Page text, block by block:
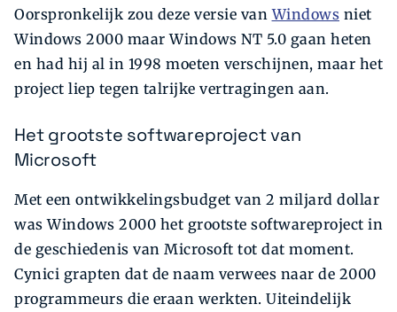
Oorspronkelijk zou deze versie vanWindows niet
Windows 2000 maar Windows NT 5.0 gaan heten
en had hij al in 1998 moeten verschijnen, maar het
project liep tegen talrijke vertragingen aan.
Het grootste softwareproject van
Microsoft
Met een ontwikkelingsbudget van 2 miljard dollar
was Windows 2000 het grootste softwareproject in
de geschiedenis van Microsoft tot dat moment.
Cynici grapten dat de naam verwees naar de 2000
programmeurs die eraan werkten. Uiteindelijk